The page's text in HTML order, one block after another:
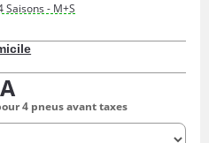
Saisons - M+S
4 pneus avant taxes